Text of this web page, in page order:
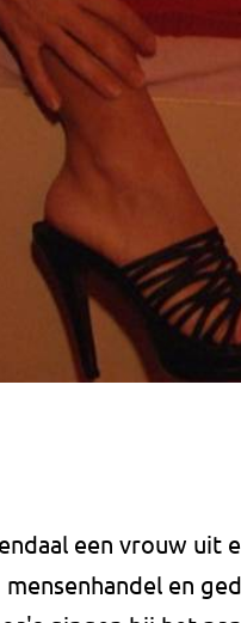
een vrouw uit
en